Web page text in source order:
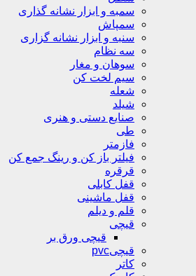
سمبه و ابزار نشانه گذاری
سمپاش
سنبه و ابزار نشانه گزاری
سه نظام
سوهان و مغار
سیم لخت کن
شعله
شیلد
صنایع دستی و هنری
طی
فازمتر
فیلتر باز کن و رینگ جمع کن
قرقره
قفل کابلی
قفل ماشینی
قلم و دیلم
قیچی
قیچی ورق بر
قیچیpvc
کاتر